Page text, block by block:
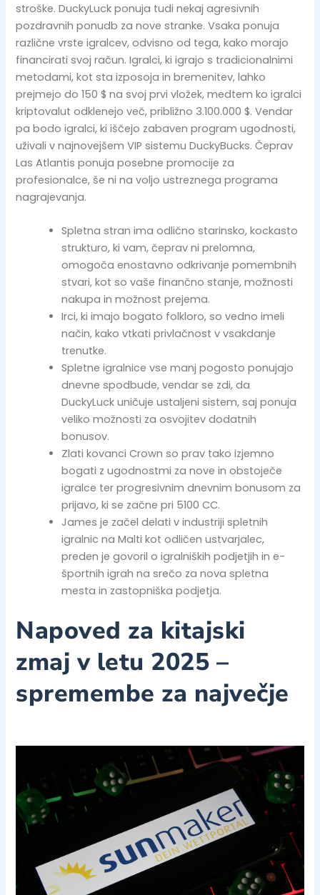
stroške. DuckyLuck ponuja tudi nekaj agresivnih
pozdravnih ponudb za nove stranke. Vsaka ponuja
različne vrste igralcev, odvisno od tega, kako morajo
financirati svoj račun. Igralci, ki igrajo s tradicionalnimi
metodami, kot sta izposoja in bremenitev, lahko
prejmejo do 150 $ na svoj prvi vložek, medtem ko igralci
kriptovalut odklenejo več, približno 3.100.000 $. Vendar
pa bodo igralci, ki iščejo zabaven program ugodnosti,
uživali v najnovejšem VIP sistemu DuckyBucks. Čeprav
Las Atlantis ponuja posebne promocije za
profesionalce, še ni na voljo ustreznega programa
nagrajevanja.
Spletna stran ima odlično starinsko, kockasto
strukturo, ki vam, čeprav ni prelomna,
omogoča enostavno odkrivanje pomembnih
stvari, kot so vaše finančno stanje, možnosti
nakupa in možnost prejema.
Irci, ki imajo bogato folkloro, so vedno imeli
način, kako vtkati privlačnost v vsakdanje
trenutke.
Spletne igralnice vse manj pogosto ponujajo
dnevne spodbude, vendar se zdi, da
DuckyLuck uničuje ustaljeni sistem, saj ponuja
veliko možnosti za osvojitev dodatnih
bonusov.
Zlati kovanci Crown so prav tako izjemno
bogati z ugodnostmi za nove in obstoječe
igralce ter progresivnim dnevnim bonusom za
prijavo, ki se začne pri 5100 CC.
James je začel delati v industriji spletnih
igralnic na Malti kot odličen ustvarjalec,
preden je govoril o igralniških podjetjih in e-
športnih igrah na srečo za nova spletna
mesta in zastopniška podjetja.
Napoved za kitajski
zmaj v letu 2025 –
spremembe za največje